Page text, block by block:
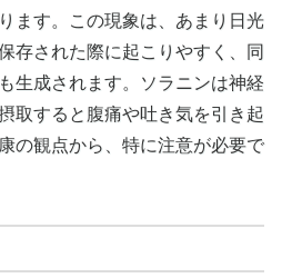
ます。この現象は、あまり日光
存された際に起こりやすく、同
生成されます。ソラニンは神経
取すると腹痛や吐き気を引き起
の観点から、特に注意が必要で